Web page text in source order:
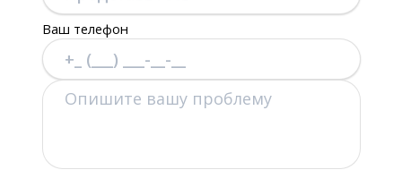
Ваш телефон